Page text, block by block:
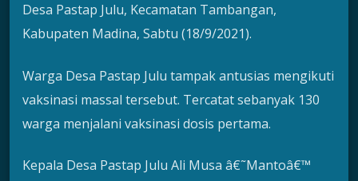
Desa Pastap Julu, Kecamatan Tambangan,
Kabupaten Madina, Sabtu (18/9/2021).
Warga Desa Pastap Julu tampak antusias mengikuti
vaksinasi massal tersebut. Tercatat sebanyak 130
warga menjalani vaksinasi dosis pertama.
Kepala Desa Pastap Julu Ali Musa â€˜Mantoâ€™